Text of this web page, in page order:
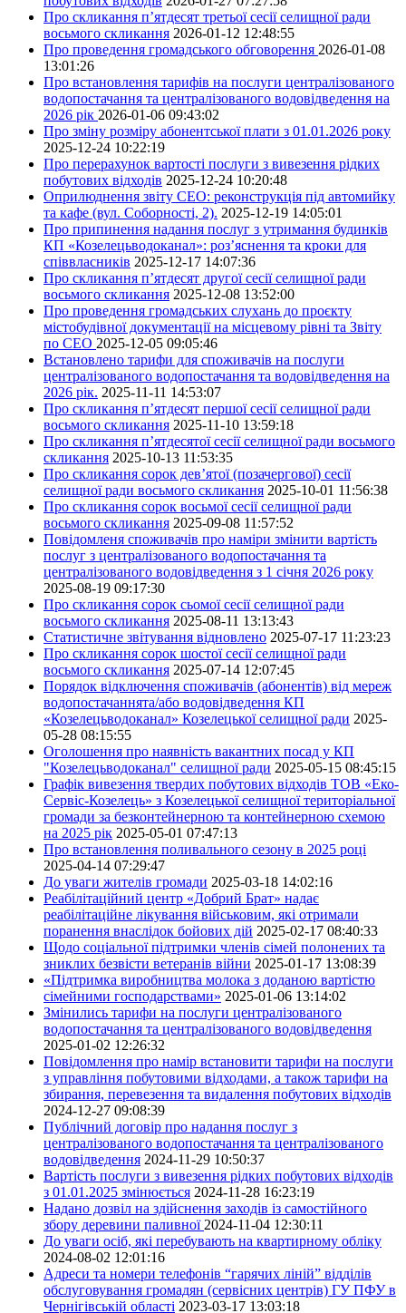
Про скликання п’ятдесят третьої сесії селищної ради
восьмого скликання 2026-01-12 12:48:55
Про проведення громадського обговорення 2026-01-08
13:01:26
Про встановлення тарифів на послуги централізованого
водопостачання та централізованого водовідведення на
2026 рік 2026-01-06 09:43:02
Про зміну розміру абонентської плати з 01.01.2026 року
2025-12-24 10:22:19
Про перерахунок вартості послуги з вивезення рідких
побутових відходів 2025-12-24 10:20:48
Оприлюднення звіту СЕО: реконструкція під автомийку
та кафе (вул. Соборності, 2). 2025-12-19 14:05:01
Про припинення надання послуг з утримання будинків
КП «Козелецьводоканал»: роз’яснення та кроки для
співвласників 2025-12-17 14:07:36
Про скликання п’ятдесят другої сесії селищної ради
восьмого скликання 2025-12-08 13:52:00
Про проведення громадських слухань до проєкту
містобудівної документації на місцевому рівні та Звіту
по СЕО 2025-12-05 09:05:46
Встановлено тарифи для споживачів на послуги
централізованого водопостачання та водовідведення на
2026 рік. 2025-11-11 14:53:07
Про скликання п’ятдесят першої сесії селищної ради
восьмого скликання 2025-11-10 13:59:18
Про скликання п’ятдесятої сесії селищної ради восьмого
скликання 2025-10-13 11:53:35
Про скликання сорок дев’ятої (позачергової) сесії
селищної ради восьмого скликання 2025-10-01 11:56:38
Про скликання сорок восьмої сесії селищної ради
восьмого скликання 2025-09-08 11:57:52
Повідомленя споживачів про наміри змінити вартість
послуг з централізованого водопостачання та
централізованого водовідведення з 1 січня 2026 року
2025-08-19 09:17:30
Про скликання сорок сьомої сесії селищної ради
восьмого скликання 2025-08-11 13:13:43
Статистичне звітування відновлено 2025-07-17 11:23:23
Про скликання сорок шостої сесії селищної ради
восьмого скликання 2025-07-14 12:07:45
Порядок відключення споживачів (абонентів) від мереж
водопостачаннята/або водовідведення КП
«Козелецьводоканал» Козелецької селищної ради 2025-
05-28 08:15:55
Оголошення про наявність вакантних посад у КП
"Козелецьводоканал" селищної ради 2025-05-15 08:45:15
Графік вивезення твердих побутових відходів ТОВ «Еко-
Сервіс-Козелець» з Козелецької селищної територіальної
громади за безконтейнерною та контейнерною схемою
на 2025 рік 2025-05-01 07:47:13
Про встановлення поливального сезону в 2025 році
2025-04-14 07:29:47
До уваги жителів громади 2025-03-18 14:02:16
Реабілітаційний центр «Добрий Брат» надає
реабілітаційне лікування військовим, які отримали
поранення внаслідок бойових дій 2025-02-17 08:40:33
Щодо соціальної підтримки членів сімей полонених та
зниклих безвісти ветеранів війни 2025-01-17 13:08:39
«Підтримка виробництва молока з доданою вартістю
сімейними господарствами» 2025-01-06 13:14:02
Змінились тарифи на послуги централізованого
водопостачання та централізованого водовідведення
2025-01-02 12:26:32
Повідомлення про намір встановити тарифи на послуги
з управління побутовими відходами, а також тарифи на
збирання, перевезення та видалення побутових відходів
2024-12-27 09:08:39
Публічний договір про надання послуг з
централізованого водопостачання та централізованого
водовідведення 2024-11-29 10:50:37
Вартість послуги з вивезення рідких побутових відходів
з 01.01.2025 змінюється 2024-11-28 16:23:19
Надано дозвіл на здійснення заходів із самостійного
збору деревини паливної2024-11-04 12:30:11
До уваги осіб, які перебувають на квартирному обліку
2024-08-02 12:01:16
Адреси та номери телефонів “гарячих ліній” відділів
обслуговування громадян (сервісних центрів) ГУ ПФУ в
Чернігівській області 2023-03-17 13:03:18